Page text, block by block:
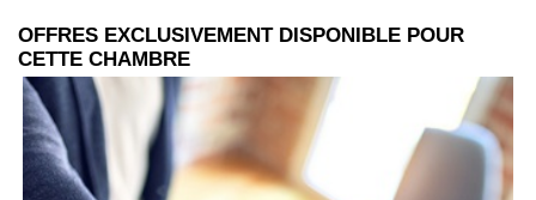
OFFRES EXCLUSIVEMENT DISPONIBLE POUR
CETTE CHAMBRE